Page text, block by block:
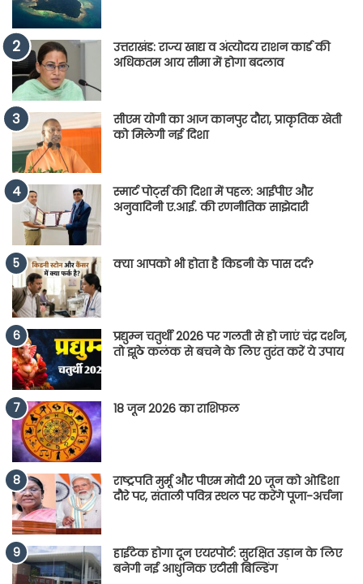
उत्तराखंड: राज्य खाद्य व अंत्योदय राशन कार्ड की
अधिकतम आय सीमा में होगा बदलाव
सीएम योगी का आज कानपुर दौरा, प्राकृतिक खेती
को मिलेगी नई दिशा
स्मार्ट पोर्ट्स की दिशा में पहल: आईपीए और
अनुवादिनी ए.आई. की रणनीतिक साझेदारी
क्या आपको भी होता है किडनी के पास दर्द?
प्रद्युम्न चतुर्थी 2026 पर गलती से हो जाएं चंद्र दर्शन,
तो झूठे कलंक से बचने के लिए तुरंत करें ये उपाय
18 जून 2026 का राशिफल
राष्ट्रपति मुर्मू और पीएम मोदी 20 जून को ओडिशा
दौरे पर, संताली पवित्र स्थल पर करेंगे पूजा-अर्चना
हाईटेक होगा दून एयरपोर्ट: सुरक्षित उड़ान के लिए
बनेगी नई आधुनिक एटीसी बिल्डिंग